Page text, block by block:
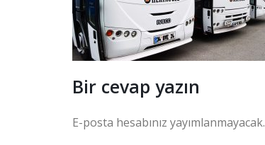
Bir cevap yazın
E-posta hesabınız yayımlanmayacak.